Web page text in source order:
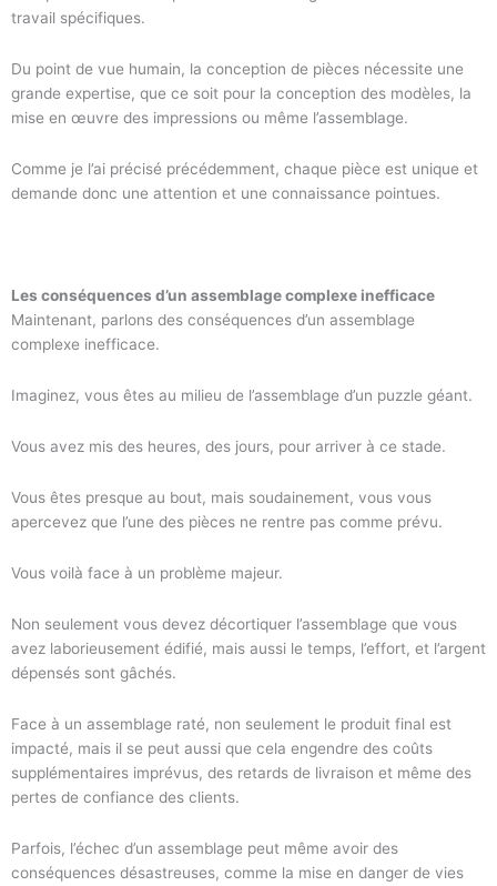
travail spécifiques.
Du point de vue humain, la conception de pièces nécessite une
grande expertise, que ce soit pour la conception des modèles, la
mise en œuvre des impressions ou même l’assemblage.
Comme je l’ai précisé précédemment, chaque pièce est unique et
demande donc une attention et une connaissance pointues.
Les conséquences d’un assemblage complexe inefficace
Maintenant, parlons des conséquences d’un assemblage
complexe inefficace.
Imaginez, vous êtes au milieu de l’assemblage d’un puzzle géant.
Vous avez mis des heures, des jours, pour arriver à ce stade.
Vous êtes presque au bout, mais soudainement, vous vous
apercevez que l’une des pièces ne rentre pas comme prévu.
Vous voilà face à un problème majeur.
Non seulement vous devez décortiquer l’assemblage que vous
avez laborieusement édifié, mais aussi le temps, l’effort, et l’argent
dépensés sont gâchés.
Face à un assemblage raté, non seulement le produit final est
impacté, mais il se peut aussi que cela engendre des coûts
supplémentaires imprévus, des retards de livraison et même des
pertes de confiance des clients.
Parfois, l’échec d’un assemblage peut même avoir des
conséquences désastreuses, comme la mise en danger de vies